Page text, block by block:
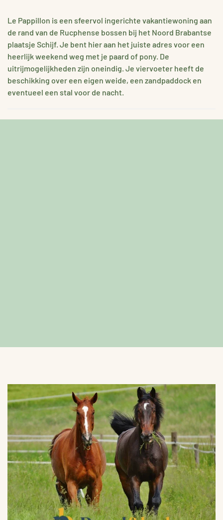
Le Pappillon is een sfeervol ingerichte vakantiewoning aan
de rand van de Rucphense bossen bij het Noord Brabantse
plaatsje Schijf. Je bent hier aan het juiste adres voor een
heerlijk weekend weg met je paard of pony. De
uitrijmogelijkheden zijn oneindig. Je viervoeter heeft de
beschikking over een eigen weide, een zandpaddock en
eventueel een stal voor de nacht.
VERGROTEN